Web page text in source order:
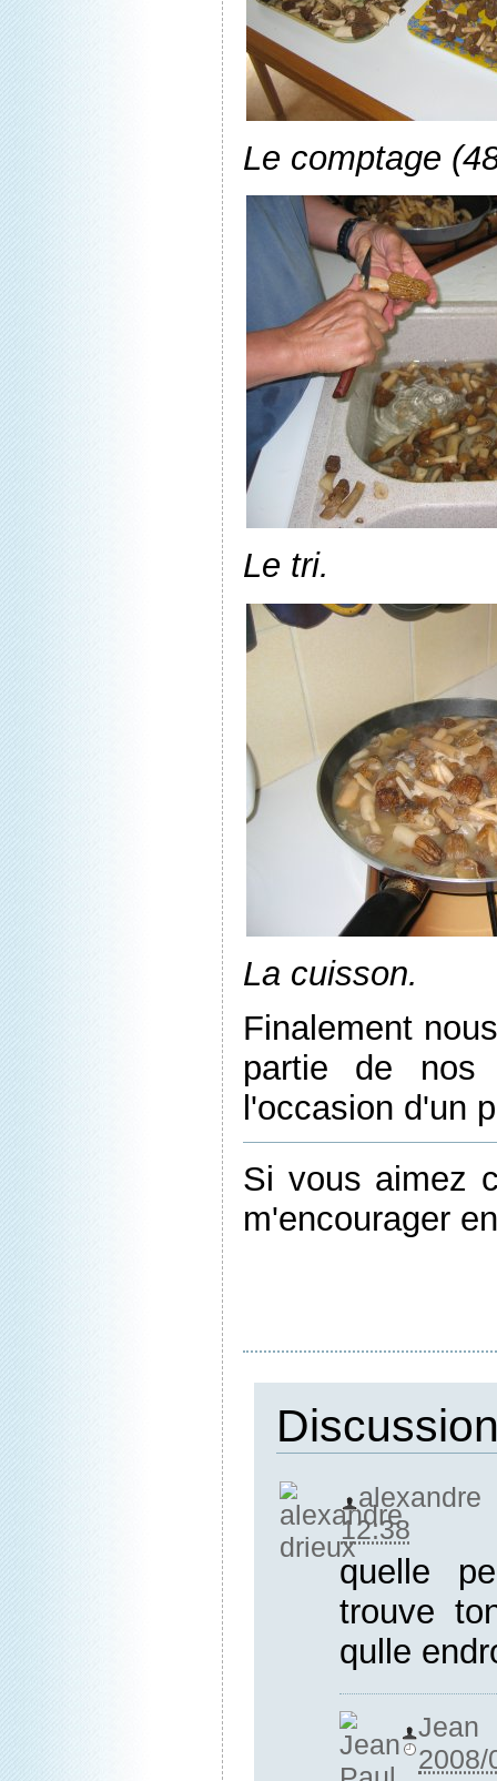
Le comptage
Le tri.
La cuisson.
Finalement
partie de
l'occasion d'un
Si vous aimez
m'encourager
12:38
quelle
trouve
qulle
2008/